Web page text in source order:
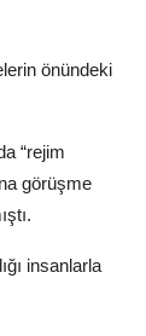
önündeki
“rejim
görüşme
insanlarla